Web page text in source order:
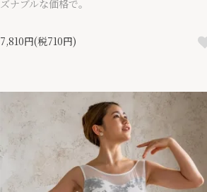
ズナブルな価格で。
7,810円(税710円)